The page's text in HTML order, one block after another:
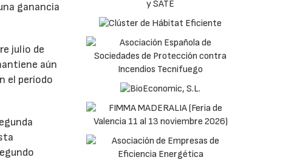
ganancia
julio de
aún
el período